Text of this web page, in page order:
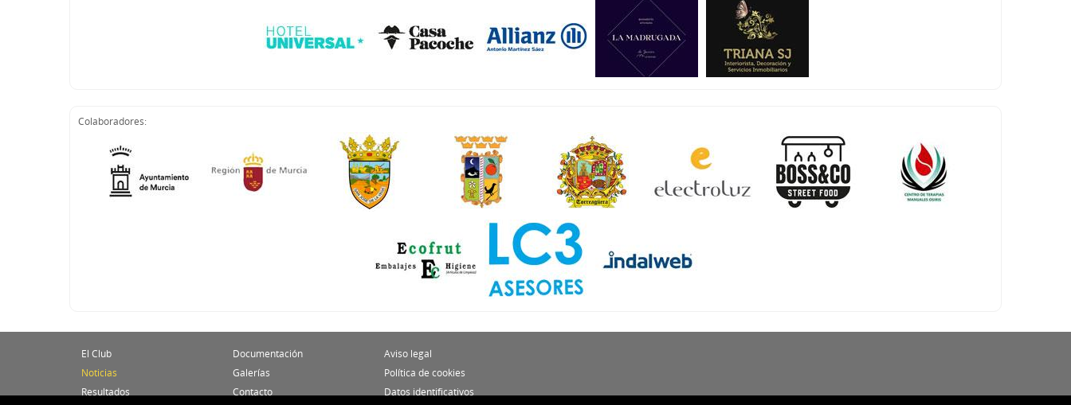
Colaboradores:
El Club
Noticias
Resultados
Documentación
Galerías
Contacto
Aviso legal
Política de cookies
Datos identificativos